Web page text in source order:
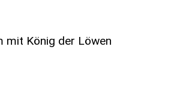
mit König der Löwen